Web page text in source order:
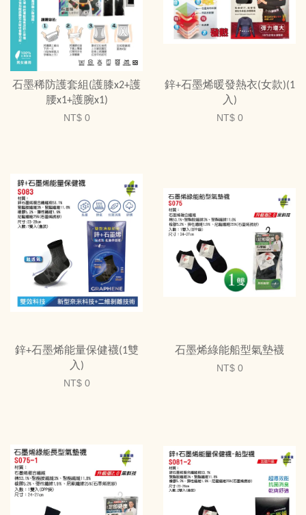
石墨稀防護套組(護膝x2+護
腰x1+護腕x1)
NT$ 0
鋅+石墨烯暖發熱衣(女款)(1
入)
NT$ 0
鋅+石墨烯能量保健襪(1雙
入)
NT$ 0
石墨烯綠能船型氣墊襪
NT$ 0